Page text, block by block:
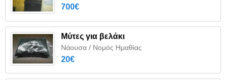
700€
Μύτες για βελάκι
Νάουσα / Νομός Ημαθίας
20€